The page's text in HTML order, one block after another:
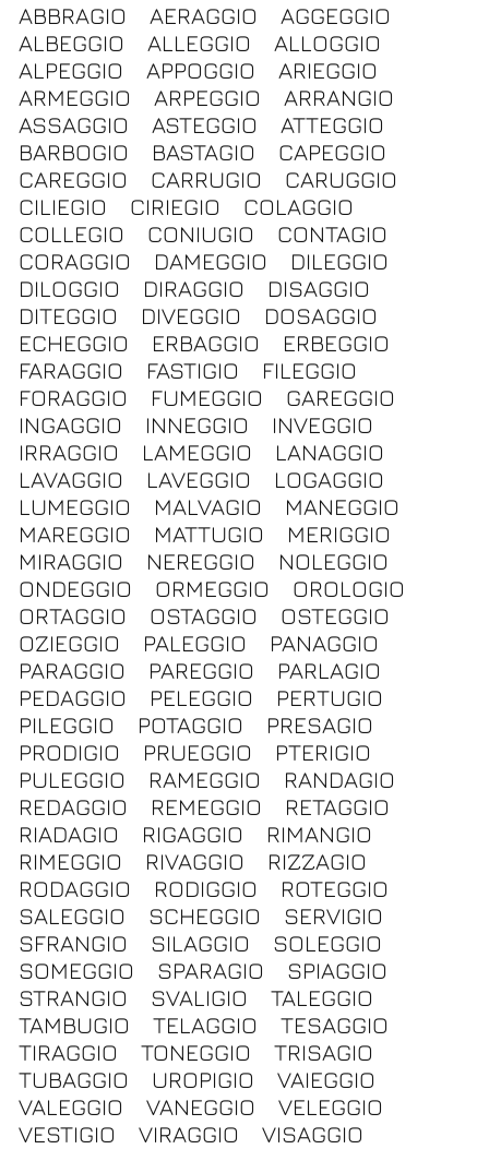
ABBRAGIO AERAGGIO
AGGEGGIO
ALBEGGIO
ALLEGGIO
ALLOGGIO
ALPEGGIO
APPOGGIO
ARIEGGIO
ARMEGGIO
ARPEGGIO
ARRANGIO
ASSAGGIO
ASTEGGIO
ATTEGGIO
BARBOGIO
BASTAGIO
CAPEGGIO
CAREGGIO
CARRUGIO
CARUGGIO
CILIEGIO
CIRIEGIO
COLAGGIO
COLLEGIO
CONIUGIO
CONTAGIO
CORAGGIO
DAMEGGIO
DILEGGIO
DILOGGIO
DIRAGGIO
DISAGGIO
DITEGGIO
DIVEGGIO
DOSAGGIO
ECHEGGIO
ERBAGGIO
ERBEGGIO
FARAGGIO
FASTIGIO
FILEGGIO
FORAGGIO
FUMEGGIO
GAREGGIO
INGAGGIO
INNEGGIO
INVEGGIO
IRRAGGIO
LAMEGGIO
LANAGGIO
LAVAGGIO
LAVEGGIO
LOGAGGIO
LUMEGGIO
MALVAGIO
MANEGGIO
MAREGGIO
MATTUGIO
MERIGGIO
MIRAGGIO
NEREGGIO
NOLEGGIO
ONDEGGIO
ORMEGGIO
OROLOGIO
ORTAGGIO
OSTAGGIO
OSTEGGIO
OZIEGGIO
PALEGGIO
PANAGGIO
PARAGGIO
PAREGGIO
PARLAGIO
PEDAGGIO
PELEGGIO
PERTUGIO
PILEGGIO
POTAGGIO
PRESAGIO
PRODIGIO
PRUEGGIO
PTERIGIO
PULEGGIO
RAMEGGIO
RANDAGIO
REDAGGIO
REMEGGIO
RETAGGIO
RIADAGIO
RIGAGGIO
RIMANGIO
RIMEGGIO
RIVAGGIO
RIZZAGIO
RODAGGIO
RODIGGIO
ROTEGGIO
SALEGGIO
SCHEGGIO
SERVIGIO
SFRANGIO
SILAGGIO
SOLEGGIO
SOMEGGIO
SPARAGIO
SPIAGGIO
STRANGIO
SVALIGIO
TALEGGIO
TAMBUGIO
TELAGGIO
TESAGGIO
TIRAGGIO
TONEGGIO
TRISAGIO
TUBAGGIO
UROPIGIO
VAIEGGIO
VALEGGIO
VANEGGIO
VELEGGIO
VESTIGIO
VIRAGGIO VISAGGIO